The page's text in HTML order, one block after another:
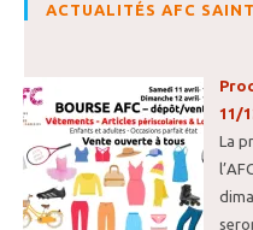
ACTUALITÉS AFC
11/
La